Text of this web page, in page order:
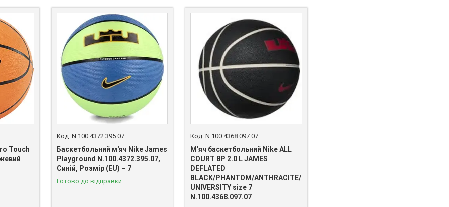
Touch
N.100.4372.395.07
Баскетбольний м'яч Nike James
Playground N.100.4372.395.07,
Синій, Розмір (EU) – 7
Готово до відправки
N.100.4368.097.07
М'яч баскетбольний Nike ALL
COURT 8P 2.0 L JAMES
DEFLATED
BLACK/PHANTOM/ANTHRACITE/
UNIVERSITY size 7
N.100.4368.097.07